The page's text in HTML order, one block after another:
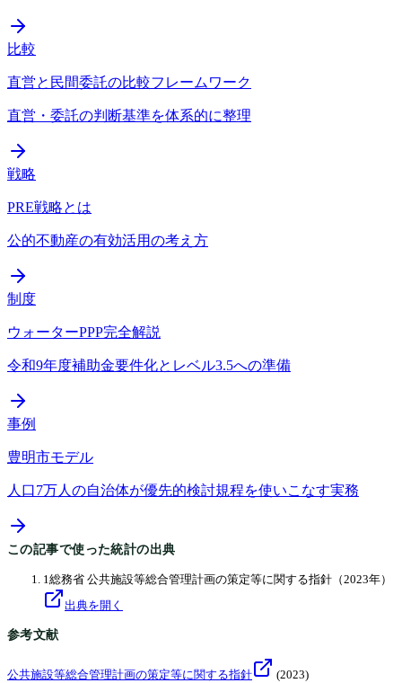
比較
直営と民間委託の比較フレームワーク
直営・委託の判断基準を体系的に整理
戦略
PRE戦略とは
公的不動産の有効活用の考え方
制度
ウォーターPPP完全解説
令和9年度補助金要件化とレベル3.5への準備
事例
豊明市モデル
人口7万人の自治体が優先的検討規程を使いこなす実務
この記事で使った統計の出典
1総務省 公共施設等総合管理計画の策定等に関する指針 （2023年）
出典を開く
参考文献
公共施設等総合管理計画の策定等に関する指針 (2023)